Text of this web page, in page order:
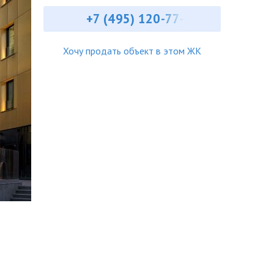
+7 (495) ‎120-77-
Хочу продать объект в этом ЖК